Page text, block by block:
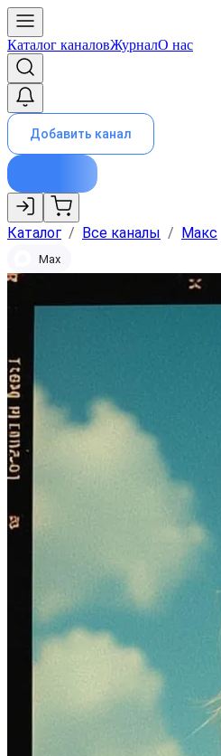
Каталог каналовЖурналО нас
Добавить канал
Каталог / Все каналы / Макс
Max